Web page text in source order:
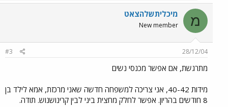
מ מיכליתשלהצאט
New member
28/12/04
#3
מתרגשת, אם אפשר מכנסי נשים
מידות 40-42, אני צריכה למשפחה חדשה שאני מרכזת, אמא לילד בן
8 חודשים בהריון. אפשר לחלק מחצית ביני לבין קרינושנוש. תודה.